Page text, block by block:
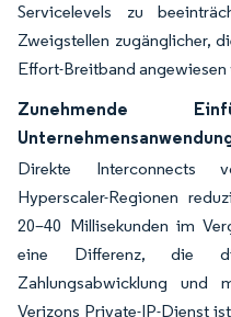
Servicelevels zu
Zweigstellen zugänglicher,
Effort-Breitband angewiesen
Zunehmende
Direkte Interconnects
Hyperscaler-Regionen
20–40 Millisekunden im
eine Differenz, die
Zahlungsabwicklung und
Verizons Private-IP-Dienst